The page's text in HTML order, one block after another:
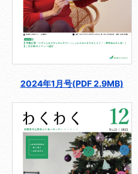
2024年1月号(PDF 2.9MB)